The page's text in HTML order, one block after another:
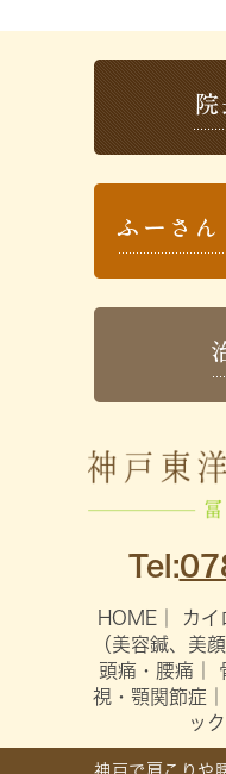
Tel:
HOME カイ
（美容鍼、美
頭痛・腰痛
視・顎関節症
ッ
神戸で肩こりや